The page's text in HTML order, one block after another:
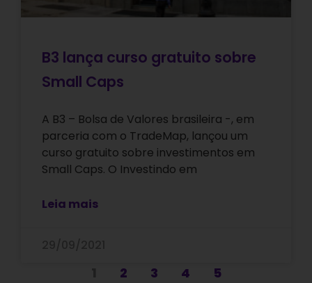
B3 lança curso gratuito sobre
Small Caps
A B3 – Bolsa de Valores brasileira -, em
parceria com o TradeMap, lançou um
curso gratuito sobre investimentos em
Small Caps. O Investindo em
Leia mais
2 3 4 5